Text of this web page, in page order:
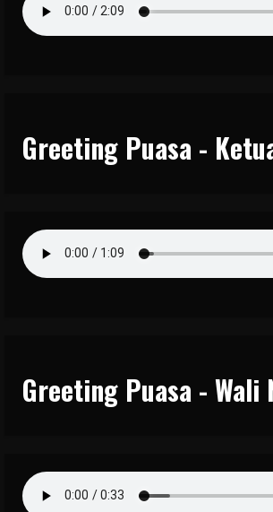
Greeting Puasa -
Greeting Puasa - Wali